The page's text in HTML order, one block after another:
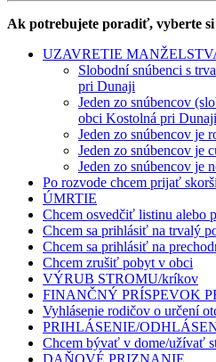
Ak potrebujete poradiť, vyberte si
UZAVRETIE
Slobodní snúbenci s
pri Dunaji
Jeden zo snúbencov
obci Kostolná pri Dunaji
Jeden zo snúbencov je
Jeden zo snúbencov je
Jeden zo snúbencov je
Po rozvode chcem prijať
ÚMRTIE
Chcem osvedčiť listinu alebo
Chcem sa prihlásiť na trvalý
Chcem sa prihlásiť na
Chcem zrušiť pobyt v obci
VÝRUB STROMU/kríkov
FINANČNÝ PRÍSPEVOK
Vyhlásenie rodičov o určení
PRIHLÁSENIE/
Chcem bývať v dome/užívať
DAŇOVÉ PRIZNANIE